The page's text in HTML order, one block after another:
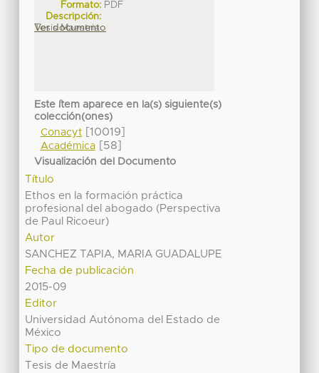
Formato: PDF
Descripción:
Tesis Maestria
Ver documento
Este ítem aparece en la(s) siguiente(s)
colección(ones)
Conacyt[10019]
Académica[58]
Visualización del Documento
Título
Ethos en la formación práctica
profesional del abogado (Perspectiva
de Paul Ricoeur)
Autor
SANCHEZ TAPIA, MARIA GUADALUPE
Fecha de publicación
2015-09
Editor
Universidad Autónoma del Estado de
México
Tipo de documento
Tesis de Maestría